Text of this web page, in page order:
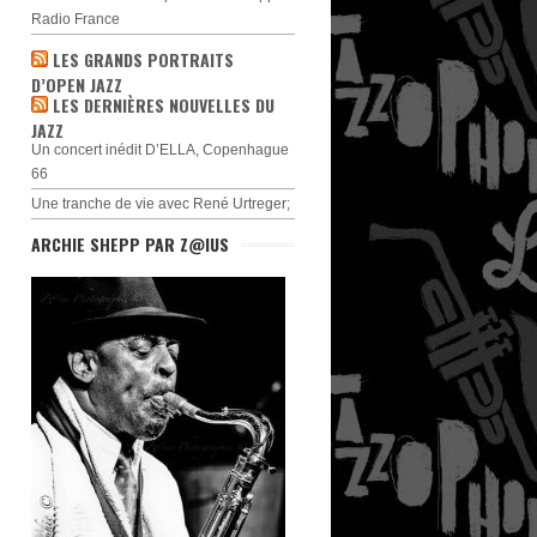
Radio France
LES GRANDS PORTRAITS
D’OPEN JAZZ
LES DERNIÈRES NOUVELLES DU
JAZZ
Un concert inédit D’ELLA, Copenhague
66
Une tranche de vie avec René Urtreger;
ARCHIE SHEPP PAR Z@IUS